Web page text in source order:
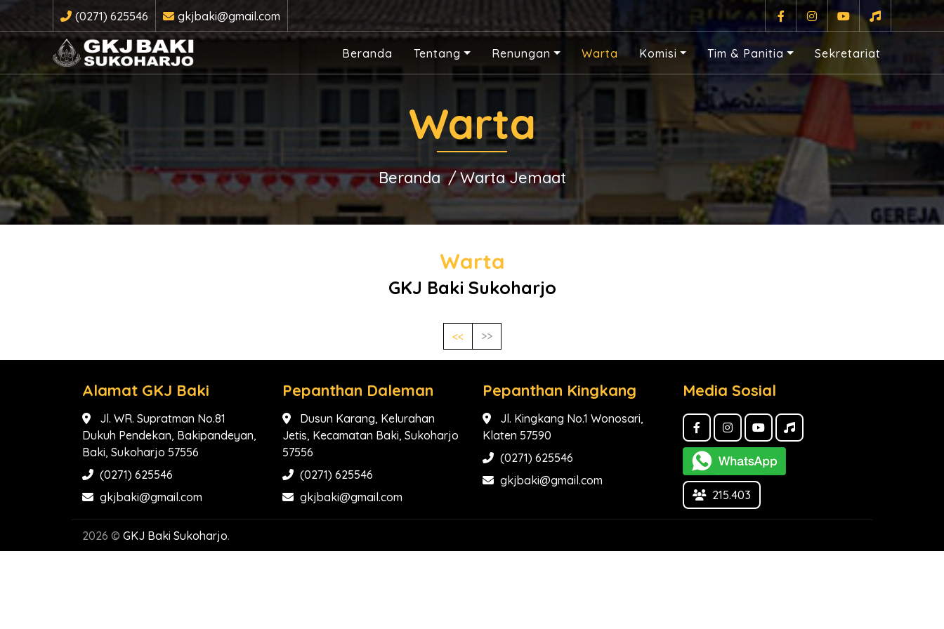
(0271) 625546 gkjbaki@gmail.com
Beranda Tentang Renungan Warta Komisi Tim & Panitia Sekretariat
Warta
Beranda Warta Jemaat
Warta
GKJ Baki Sukoharjo
<< >>
Alamat GKJ Baki
Jl. WR. Supratman No.81
Dukuh Pendekan, Bakipandeyan,
Baki, Sukoharjo 57556
(0271) 625546
gkjbaki@gmail.com
Pepanthan Daleman
Dusun Karang, Kelurahan
Jetis, Kecamatan Baki, Sukoharjo
57556
(0271) 625546
gkjbaki@gmail.com
Pepanthan Kingkang
Jl. Kingkang No.1 Wonosari,
Klaten 57590
(0271) 625546
gkjbaki@gmail.com
Media Sosial
215.403
2026 © GKJ Baki Sukoharjo.